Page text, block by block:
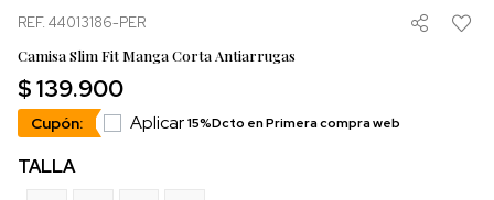
REF. 44013186-PER
Camisa Slim Fit Manga Corta Antiarrugas
$ 139.900
Cupón: Aplicar15%Dcto en Primera compra web
TALLA